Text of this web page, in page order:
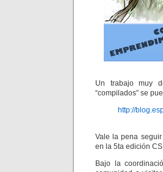
Un trabajo muy
“compilados” se
http://
Vale la pena
en la 5ta edición
Bajo la